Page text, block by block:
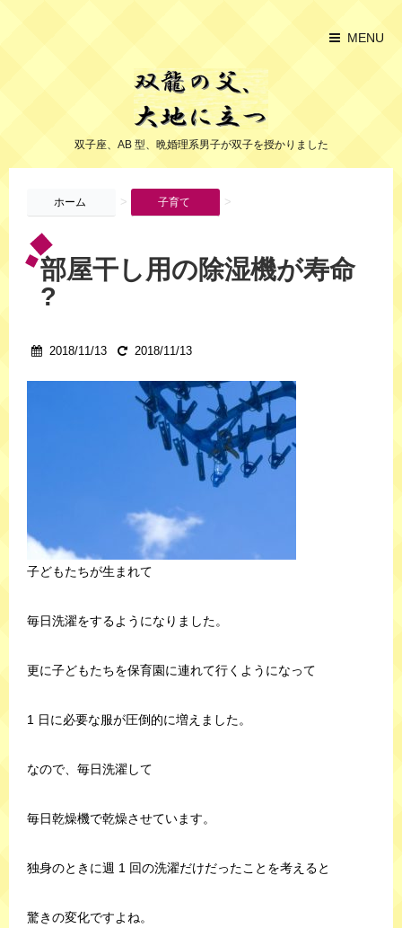
MENU
双子座、AB 型、晩婚理系男子が双子を授かりました
ホーム > 子育て >
部屋干し用の除湿機が寿命
?
2018/11/13 2018/11/13
子どもたちが生まれて
毎日洗濯をするようになりました。
更に子どもたちを保育園に連れて行くようになって
1 日に必要な服が圧倒的に増えました。
なので、毎日洗濯して
毎日乾燥機で乾燥させています。
独身のときに週 1 回の洗濯だけだったことを考えると
驚きの変化ですよね。